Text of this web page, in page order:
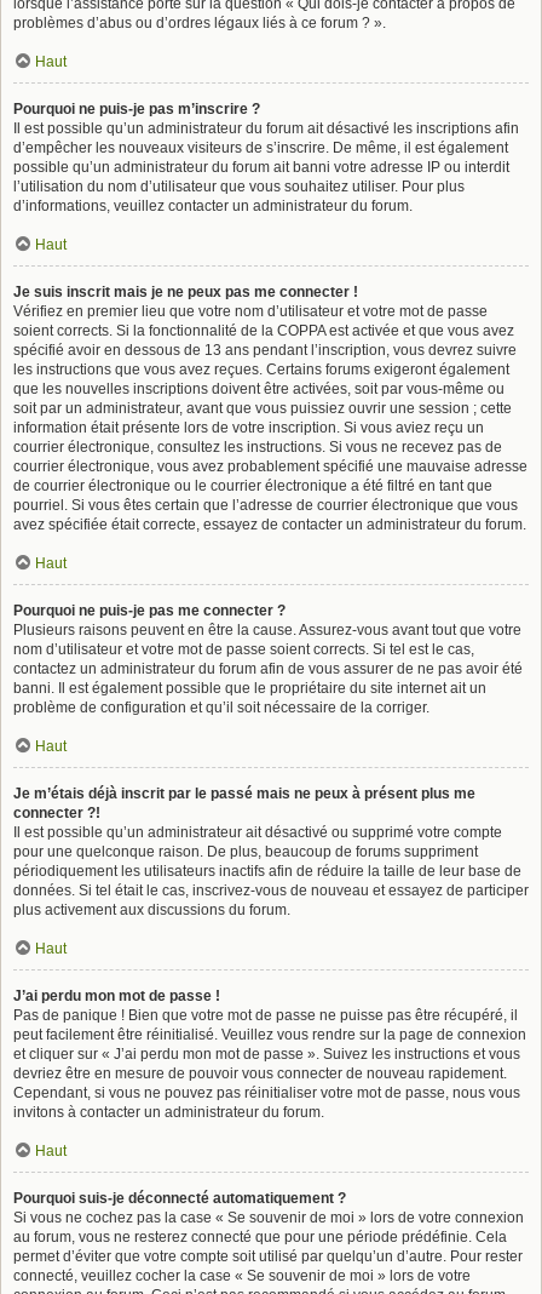
lorsque l’assistance porte sur la question « Qui dois-je contacter à propos de
problèmes d’abus ou d’ordres légaux liés à ce forum ? ».
Haut
Pourquoi ne puis-je pas m’inscrire ?
Il est possible qu’un administrateur du forum ait désactivé les inscriptions afin
d’empêcher les nouveaux visiteurs de s’inscrire. De même, il est également
possible qu’un administrateur du forum ait banni votre adresse IP ou interdit
l’utilisation du nom d’utilisateur que vous souhaitez utiliser. Pour plus
d’informations, veuillez contacter un administrateur du forum.
Haut
Je suis inscrit mais je ne peux pas me connecter !
Vérifiez en premier lieu que votre nom d’utilisateur et votre mot de passe
soient corrects. Si la fonctionnalité de la COPPA est activée et que vous avez
spécifié avoir en dessous de 13 ans pendant l’inscription, vous devrez suivre
les instructions que vous avez reçues. Certains forums exigeront également
que les nouvelles inscriptions doivent être activées, soit par vous-même ou
soit par un administrateur, avant que vous puissiez ouvrir une session ; cette
information était présente lors de votre inscription. Si vous aviez reçu un
courrier électronique, consultez les instructions. Si vous ne recevez pas de
courrier électronique, vous avez probablement spécifié une mauvaise adresse
de courrier électronique ou le courrier électronique a été filtré en tant que
pourriel. Si vous êtes certain que l’adresse de courrier électronique que vous
avez spécifiée était correcte, essayez de contacter un administrateur du forum.
Haut
Pourquoi ne puis-je pas me connecter ?
Plusieurs raisons peuvent en être la cause. Assurez-vous avant tout que votre
nom d’utilisateur et votre mot de passe soient corrects. Si tel est le cas,
contactez un administrateur du forum afin de vous assurer de ne pas avoir été
banni. Il est également possible que le propriétaire du site internet ait un
problème de configuration et qu’il soit nécessaire de la corriger.
Haut
Je m’étais déjà inscrit par le passé mais ne peux à présent plus me
connecter ?!
Il est possible qu’un administrateur ait désactivé ou supprimé votre compte
pour une quelconque raison. De plus, beaucoup de forums suppriment
périodiquement les utilisateurs inactifs afin de réduire la taille de leur base de
données. Si tel était le cas, inscrivez-vous de nouveau et essayez de participer
plus activement aux discussions du forum.
Haut
J’ai perdu mon mot de passe !
Pas de panique ! Bien que votre mot de passe ne puisse pas être récupéré, il
peut facilement être réinitialisé. Veuillez vous rendre sur la page de connexion
et cliquer sur « J’ai perdu mon mot de passe ». Suivez les instructions et vous
devriez être en mesure de pouvoir vous connecter de nouveau rapidement.
Cependant, si vous ne pouvez pas réinitialiser votre mot de passe, nous vous
invitons à contacter un administrateur du forum.
Haut
Pourquoi suis-je déconnecté automatiquement ?
Si vous ne cochez pas la case « Se souvenir de moi » lors de votre connexion
au forum, vous ne resterez connecté que pour une période prédéfinie. Cela
permet d’éviter que votre compte soit utilisé par quelqu’un d’autre. Pour rester
connecté, veuillez cocher la case « Se souvenir de moi » lors de votre